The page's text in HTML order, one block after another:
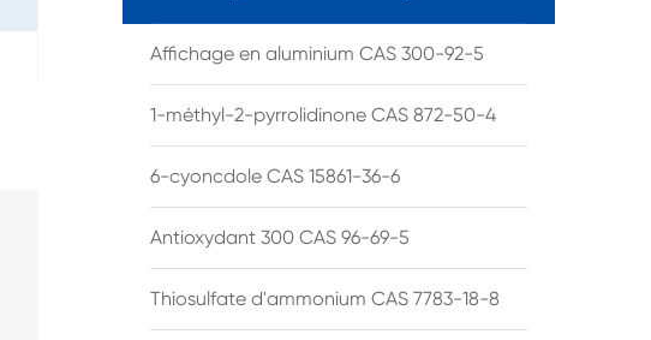
Affichage en aluminium CAS 300-92-5
1-méthyl-2-pyrrolidinone CAS 872-50-4
6-cyoncdole CAS 15861-36-6
Antioxydant 300 CAS 96-69-5
Thiosulfate d'ammonium CAS 7783-18-8